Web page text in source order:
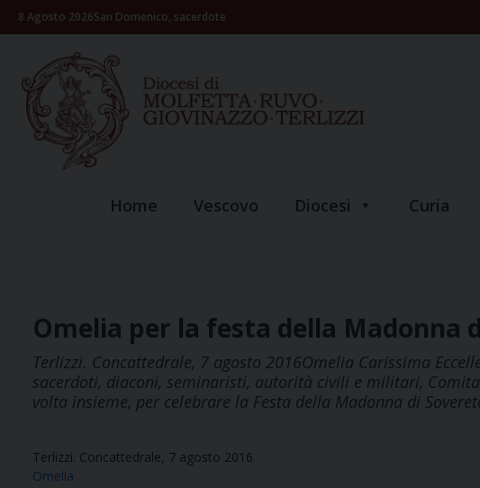
Skip8 Agosto 2026San Domenico, sacerdote
Home Vescovo Diocesi Curia
Omelia per la festa della Madonna
Terlizzi. Concattedrale, 7 agosto 2016Omelia Carissima
sacerdoti, diaconi, seminaristi, autorità civili e militari,
volta insieme, per celebrare la Festa della Madonna di
Terlizzi. Concattedrale, 7 agosto 2016
Omelia